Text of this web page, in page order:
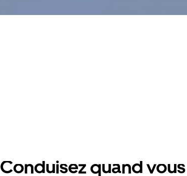
Conduisez quand vous